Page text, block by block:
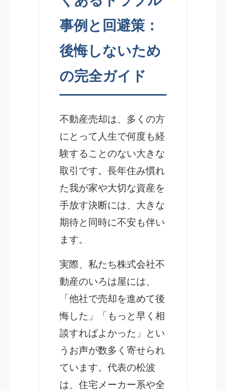
事例と回避策：
後悔しないため
の完全ガイド
不動産売却は、多くの方
にとって人生で何度も経
験することのない大きな
取引です。長年住み慣れ
た我が家や大切な資産を
手放す決断には、大きな
期待と同時に不安も伴い
ます。
実際、私たち株式会社不
動産のいろは屋には、
「他社で売却を進めて後
悔した」「もっと早く相
談すればよかった」とい
うお声が数多く寄せられ
ています。代表の松波
は、住宅メーカー系や全